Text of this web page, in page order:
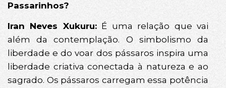
Passarinhos?
Iran Neves Xukuru:É uma relação que vai
além da contemplação. O simbolismo da
liberdade e do voar dos pássaros inspira uma
liberdade criativa conectada à natureza e ao
sagrado. Os pássaros carregam essa potência